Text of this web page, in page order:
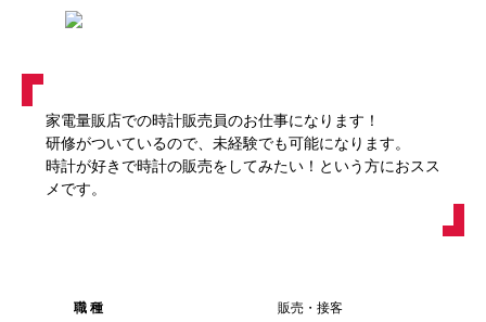
家電量販店での時計販売員のお仕事になります！
研修がついているので、未経験でも可能になります。
時計が好きで時計の販売をしてみたい！という方におスス
メです。
職 種 販売・接客